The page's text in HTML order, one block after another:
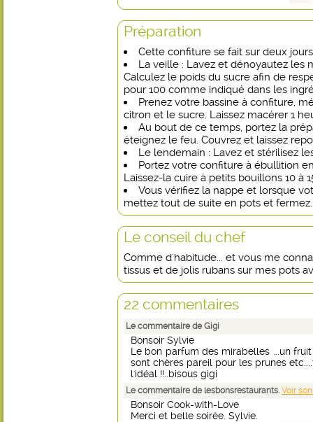
Préparation
Cette confiture se fait sur deux
La veille : Lavez et dénoyautez les
Calculez le poids du sucre afin de
pour 100 comme indiqué dans les
Prenez votre bassine à confiture,
citron et le sucre. Laissez macérer 1
Au bout de ce temps, portez la
éteignez le feu. Couvrez et laissez
Le lendemain : Lavez et stérilisez
Portez votre confiture à ébullition
Laissez-la cuire à petits bouillons 10 à
Vous vérifiez la nappe et lorsque
mettez tout de suite en pots et
Le conseil du chef
Comme d'habitude... et vous me
tissus et de jolis rubans sur mes pots
22 commentaires
Le commentaire de Gigi
Bonsoir Sylvie
Le bon parfum des mirabelles ...un
sont chères pareil pour les prunes
l'idéal !!..bisous gigi
Le commentaire de lesbonsrestaurants. Voir
Bonsoir Cook-with-Love
Merci et belle soirée. Sylvie.